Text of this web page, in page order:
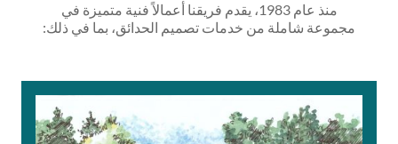
منذ عام 1983، يقدم فريقنا أعمالاً فنية متميزة في
مجموعة شاملة من خدمات تصميم الحدائق، بما في ذلك: